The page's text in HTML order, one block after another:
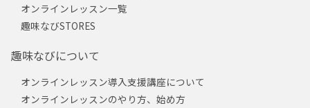
オンラインレッスン一覧
趣味なびSTORES
趣味なびについて
オンラインレッスン導入支援講座について
オンラインレッスンのやり方、始め方